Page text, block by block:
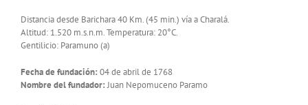
Distancia desde Barichara 40 Km. (45 min.) vía a Charalá.
Altitud: 1.520 m.s.n.m. Temperatura: 20°C.
Gentilicio: Paramuno (a)
Fecha de fundación: 04 de abril de 1768
Nombre del fundador:Juan Nepomuceno Paramo